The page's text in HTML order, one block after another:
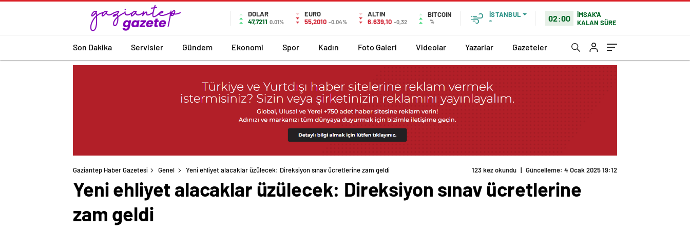
DOLAR
47,7211 0.01%
EURO
55,2010 -0.04%
ALTIN
6.639,10 -0,32
BITCOIN
%
İSTANBUL
°
02:00
İMSAK'A
KALAN SÜRE
Son Dakika Servisler Gündem Ekonomi Spor Kadın Foto Galeri Videolar Yazarlar Gazeteler
Gaziantep Haber Gazetesi Genel Yeni ehliyet alacaklar üzülecek: Direksiyon sınav ücretlerine zam geldi 123 kez okundu | Güncelleme: 4 Ocak 2025 19:12
Yeni ehliyet alacaklar üzülecek: Direksiyon sınav ücretlerine
zam geldi